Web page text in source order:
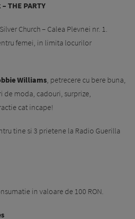
THE PARTY
Church – Calea Plevnei nr. 1.
femei, in limita locurilor
Williams, petrecere cu bere buna,
de moda, cadouri, surprize,
cat incape!
tine si 3 prietene la Radio Guerilla
in valoare de 100 RON.